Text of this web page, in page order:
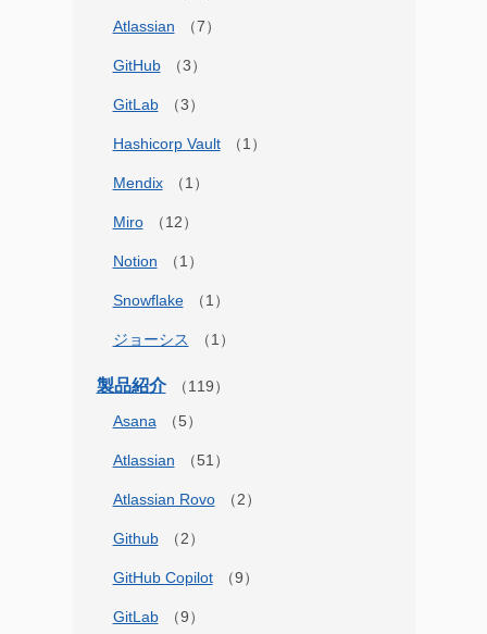
Atlassian
GitHub
GitLab
Hashicorp Vault
Mendix
Miro
Notion
Snowflake
ジョーシス
製品紹介
Asana
Atlassian
Atlassian Rovo
Github
GitHub Copilot
GitLab